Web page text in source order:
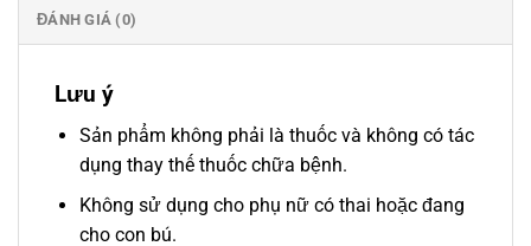
ĐÁNH GIÁ (0)
Lưu ý
Sản phẩm không phải là thuốc và không có tác
dụng thay thế thuốc chữa bệnh.
Không sử dụng cho phụ nữ có thai hoặc đang
cho con bú.